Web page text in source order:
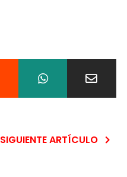
SIGUIENTE ARTÍCULO